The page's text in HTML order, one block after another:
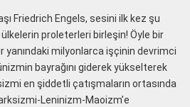
Friedrich Engels, sesini ilk kez şu
proleterleri birleşin! Öyle bir
yanındaki milyonlarca işçinin devrimci
bayrağını giderek yükselterek
en şiddetli çatışmaların ortasında
Leninizm-Maoizm’e